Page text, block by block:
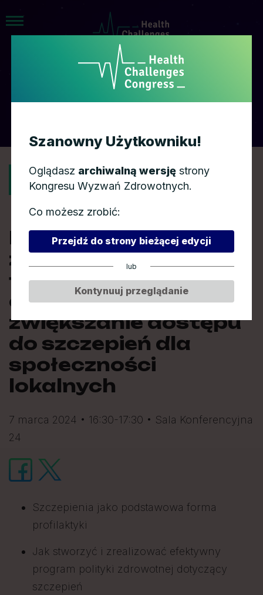
POWRÓT
Programy polityki
zdrowotnej jako
forma profilaktyki
chorób zakaźnych i
zwiększanie dostępu
do szczepień dla
społeczności
lokalnych
7 marca 2024 • 16:30-17:30 • Sala Konferencyjna
24
Szczepienia jako podstawowa forma
profilaktyki
Jak stworzyć i zrealizować efektywny
program polityki zdrowotnej dotyczący
szczepień
Szanowny Użytkowniku!
Oglądasz archiwalną wersję strony
Kongresu Wyzwań Zdrowotnych.
Co możesz zrobić:
Przejdź do strony bieżącej edycji
lub
Kontynuuj przeglądanie